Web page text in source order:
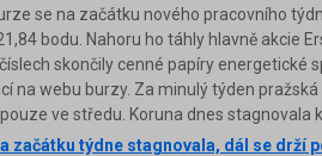
se na začátku nového pracovního
bodu. Nahoru ho táhly hlavně akcie
skončily cenné papíry energetické
na webu burzy. Za minulý týden
ve středu. Koruna dnes stagnovala
začátku týdne stagnovala, dál se drží